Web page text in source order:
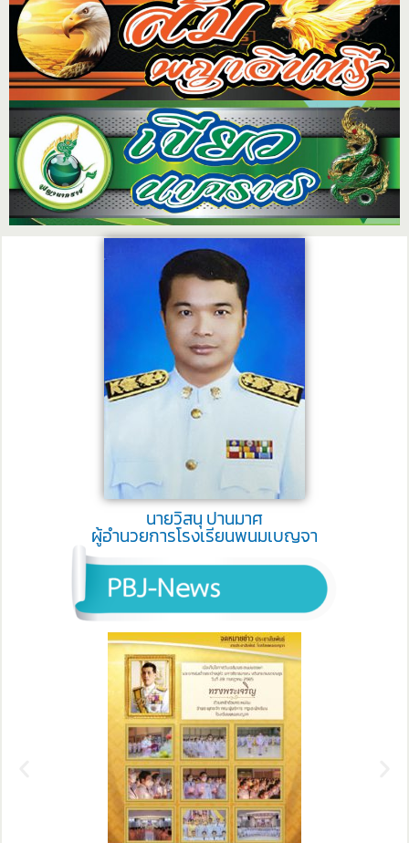
นายวิสนุ ปานมาศ
ผู้อำนวยการโรงเรียนพนมเบญจา